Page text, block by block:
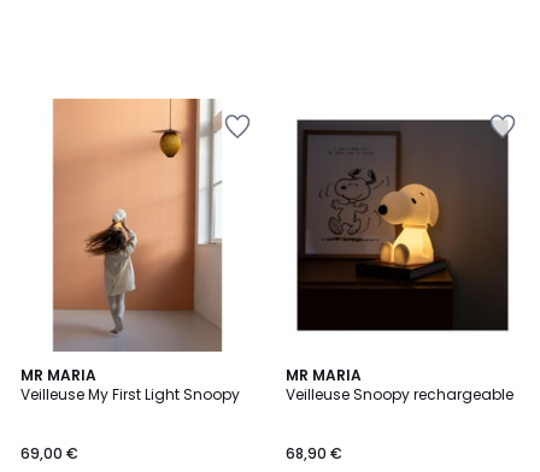
MR MARIA
Veilleuse My First Light Snoopy
69,00 €
MR MARIA
Veilleuse Snoopy rechargeable
68,90 €